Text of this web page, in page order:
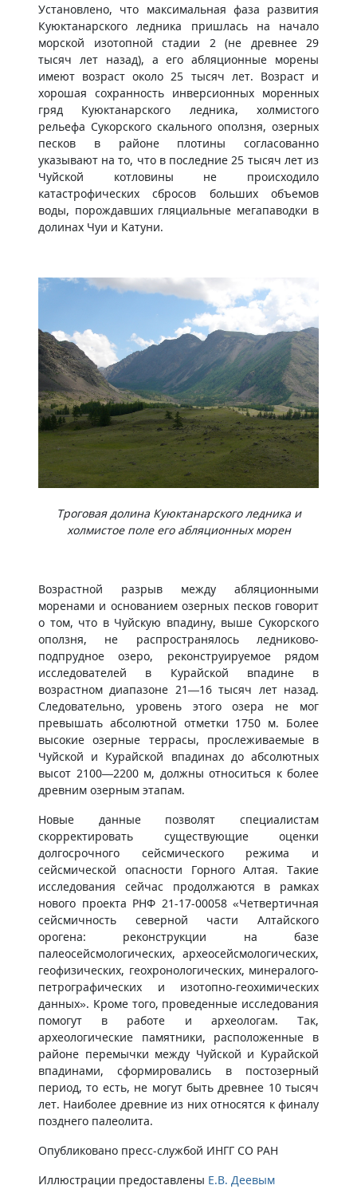
Установлено, что максимальная фаза развития
Куюктанарского ледника пришлась на начало
морской изотопной стадии 2 (не древнее 29
тысяч лет назад), а его абляционные морены
имеют возраст около 25 тысяч лет. Возраст и
хорошая сохранность инверсионных моренных
гряд Куюктанарского ледника, холмистого
рельефа Сукорского скального оползня, озерных
песков в районе плотины согласованно
указывают на то, что в последние 25 тысяч лет из
Чуйской котловины не происходило
катастрофических сбросов больших объемов
воды, порождавших гляциальные мегапаводки в
долинах Чуи и Катуни.
Троговая долина Куюктанарского ледника и
холмистое поле его абляционных морен
Возрастной разрыв между абляционными
моренами и основанием озерных песков говорит
о том, что в Чуйскую впадину, выше Сукорского
оползня, не распространялось ледниково-
подпрудное озеро, реконструируемое рядом
исследователей в Курайской впадине в
возрастном диапазоне 21—16 тысяч лет назад.
Следовательно, уровень этого озера не мог
превышать абсолютной отметки 1750 м. Более
высокие озерные террасы, прослеживаемые в
Чуйской и Курайской впадинах до абсолютных
высот 2100—2200 м, должны относиться к более
древним озерным этапам.
Новые данные позволят специалистам
скорректировать существующие оценки
долгосрочного сейсмического режима и
сейсмической опасности Горного Алтая. Такие
исследования сейчас продолжаются в рамках
нового проекта РНФ 21-17-00058 «Четвертичная
сейсмичность северной части Алтайского
орогена: реконструкции на базе
палеосейсмологических, археосейсмологических,
геофизических, геохронологических, минералого-
петрографических и изотопно-геохимических
данных». Кроме того, проведенные исследования
помогут в работе и археологам. Так,
археологические памятники, расположенные в
районе перемычки между Чуйской и Курайской
впадинами, сформировались в постозерный
период, то есть, не могут быть древнее 10 тысяч
лет. Наиболее древние из них относятся к финалу
позднего палеолита.
Опубликовано пресс-службой ИНГГ СО РАН
Иллюстрации предоставлены Е.В. Деевым